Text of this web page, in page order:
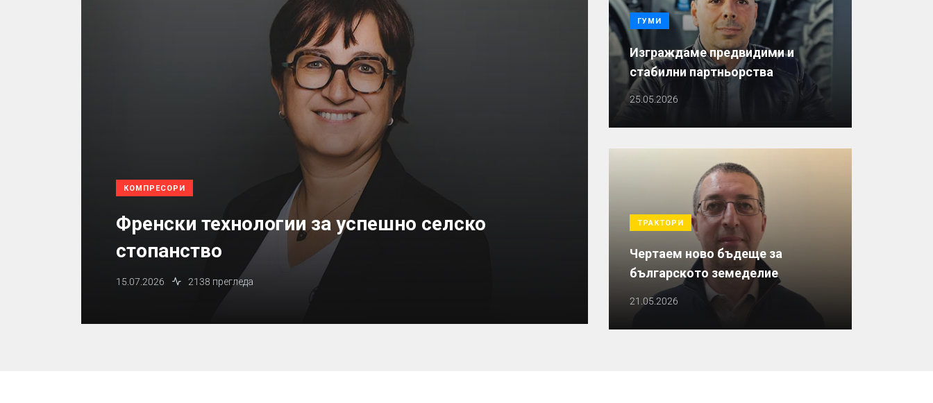
КОМПРЕСОРИ
Френски технологии за успешно селско
стопанство
15.07.2026 2138 прегледа
ГУМИ
Изграждаме предвидими и
стабилни партньорства
25.05.2026
ТРАКТОРИ
Чертаем ново бъдеще за
българското земеделие
21.05.2026